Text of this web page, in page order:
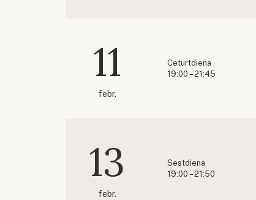
11
febr.
Ceturtdiena
19:00 – 21:45
13
febr.
Sestdiena
19:00 – 21:50